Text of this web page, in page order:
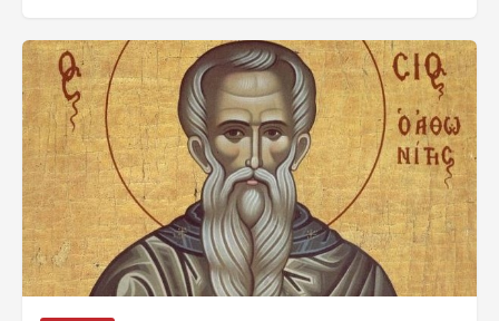
ioan-rilski